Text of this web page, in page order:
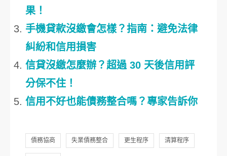
果！
手機貸款沒繳會怎樣？指南：避免法律
糾紛和信用損害
信貸沒繳怎麼辦？超過 30 天後信用評
分保不住！
信用不好也能債務整合嗎？專家告訴你
債務協商 失業債務整合 更生程序 清算程序